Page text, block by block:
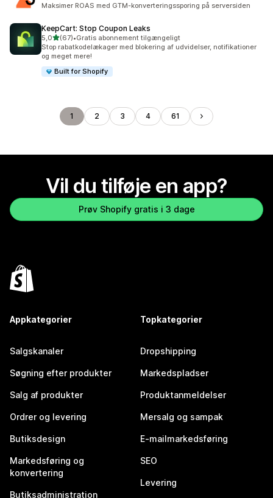
Maksimer ROAS med GTM-konverteringssporing på serversiden
KeepCart: Stop Coupon Leaks
5,0ud af 5 stjerner
(67)
67 anmeldelser i alt
•Gratis abonnement tilgængeligt
Stop rabatkodelækager med blokering af udvidelser, notifikationer
og meget mere!
Built for Shopify
1 2 3 4 61
Vil du tilføje en app?
Prøv Shopify gratis i 3 dage
Appkategorier
Salgskanaler
Søgning efter produkter
Salg af produkter
Ordrer og levering
Butiksdesign
Markedsføring og
konvertering
Butiksadministration
Topkategorier
Dropshipping
Markedspladser
Produktanmeldelser
Mersalg og sampak
E-mailmarkedsføring
SEO
Levering